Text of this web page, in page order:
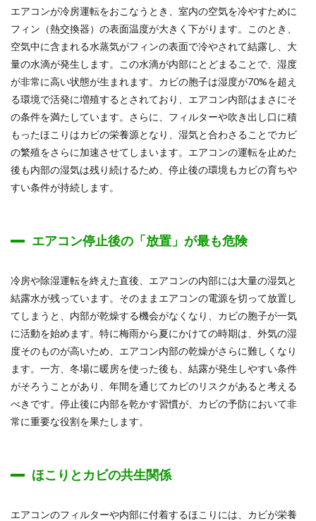
エアコンが冷房運転をおこなうとき、室内の空気を冷やすために
フィン（熱交換器）の表面温度が大きく下がります。このとき、
空気中に含まれる水蒸気がフィンの表面で冷やされて結露し、大
量の水滴が発生します。この水滴が内部にとどまることで、湿度
が非常に高い状態が生まれます。カビの胞子は湿度が70%を超え
る環境で活発に増殖するとされており、エアコン内部はまさにそ
の条件を満たしています。さらに、フィルターや吹き出し口に積
もったほこりはカビの栄養源となり、湿気と合わさることでカビ
の繁殖をさらに加速させてしまいます。エアコンの運転を止めた
後も内部の湿気は残り続けるため、停止後の環境もカビの育ちや
すい条件が持続します。
エアコン停止後の「放置」が最も危険
冷房や除湿運転を終えた直後、エアコンの内部には大量の湿気と
結露水が残っています。そのままエアコンの電源を切って放置し
てしまうと、内部が乾燥する機会がなくなり、カビの胞子が一気
に活動を始めます。特に梅雨から夏にかけての時期は、外気の湿
度そのものが高いため、エアコン内部の乾燥がさらに難しくなり
ます。一方、冬場に暖房を使った後も、結露が発生しやすい条件
がそろうことがあり、年間を通じてカビのリスクがあると考える
べきです。停止後に内部を乾かす習慣が、カビの予防において非
常に重要な役割を果たします。
ほこりとカビの共生関係
エアコンのフィルターや内部に付着するほこりには、カビが栄養